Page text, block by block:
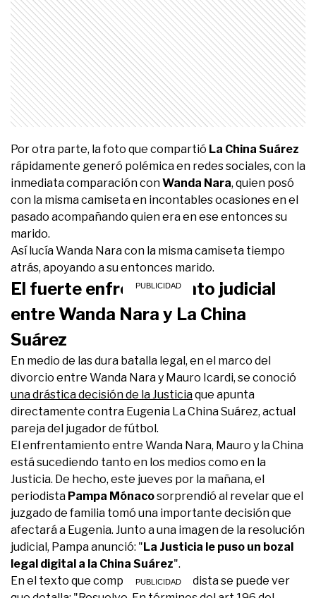
Por otra parte, la foto que compartió La China Suárez
rápidamente generó polémica en redes sociales, con la
inmediata comparación conWanda Nara, quien posó
con la misma camiseta en incontables ocasiones en el
pasado acompañando quien era en ese entonces su
marido.
Así lucía Wanda Nara con la misma camiseta tiempo
atrás, apoyando a su entonces marido.
El fuerte enfrentamiento judicial
entre Wanda Nara y La China
Suárez
En medio de las dura batalla legal, en el marco del
divorcio entre Wanda Nara y Mauro Icardi, se conoció
una drástica decisión de la Justiciaque apunta
directamente contra Eugenia La China Suárez, actual
pareja del jugador de fútbol.
El enfrentamiento entre Wanda Nara, Mauro y la China
está sucediendo tanto en los medios como en la
Justicia. De hecho, este jueves por la mañana, el
periodista Pampa Mónacosorprendió al revelar que el
juzgado de familia tomó una importante decisión que
afectará a Eugenia. Junto a una imagen de la resolución
judicial, Pampa anunció: "La Justicia le puso un bozal
legal digital a la China Suárez".
En el texto que compartió el periodista se puede ver